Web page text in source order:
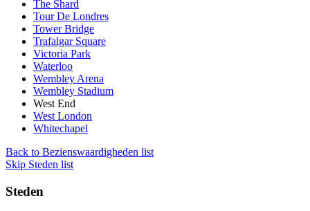
The Shard
Tour De Londres
Tower Bridge
Trafalgar Square
Victoria Park
Waterloo
Wembley Arena
Wembley Stadium
West End
West London
Whitechapel
Back to Bezienswaardigheden list
Skip Steden list
Steden